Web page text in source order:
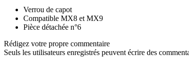
Verrou de capot
Compatible MX8 et MX9
Pièce détachée n°6
Rédigez votre propre commentaire
Seuls les utilisateurs enregistrés peuvent écrire des